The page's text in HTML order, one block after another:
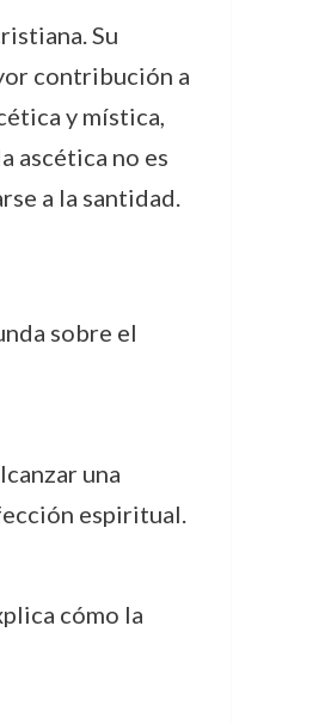
Su
contribución a
y mística,
ascética no es
a la santidad.
sobre el
una
espiritual.
cómo la